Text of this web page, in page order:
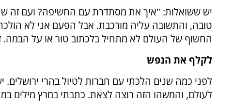
יש ששואלות: "איך את מסתדרת עם החשיפה? ועם זה
טובה, והתשובה עליה מורכבת. אבל הפעם אני לא
החשוף של העולם לא מתחיל בלכתוב טור או על הבמה.
לקלף את הנפש
לפני כמה שנים הלכתי עם חברות לטיול בהרי ירושלים.
לעולם, והמשהו הזה רוצה לצאת. כתבתי במרץ מילים